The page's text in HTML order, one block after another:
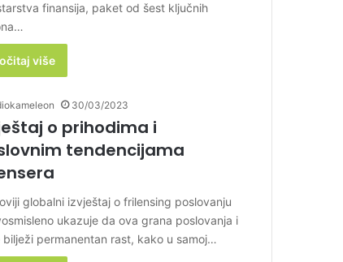
finansija, paket od šest ključnih
više
30/03/2023
o prihodima i
tendencijama
globalni izvještaj o frilensing poslovanju
ukazuje da ova grana poslovanja i
bilježi permanentan rast, kako u samoj…